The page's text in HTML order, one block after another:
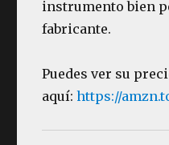
instrumento bien
fabricante.
Puedes ver su
aquí:https://